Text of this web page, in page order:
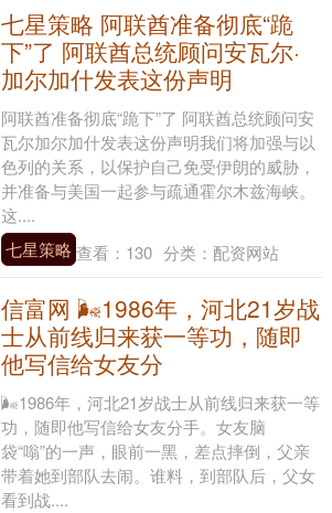
七星策略 阿联酋准备彻底“跪
下”了 阿联酋总统顾问安瓦尔·
加尔加什发表这份声明
阿联酋准备彻底“跪下”了 阿联酋总统顾问安
瓦尔加尔加什发表这份声明我们将加强与以
色列的关系，以保护自己免受伊朗的威胁，
并准备与美国一起参与疏通霍尔木兹海峡。
这....
七星策略 查看： 130 分类： 配资网站
信富网 🌬1986年，河北21岁战
士从前线归来获一等功，随即
他写信给女友分
🌬1986年，河北21岁战士从前线归来获一等
功，随即他写信给女友分手。女友脑
袋“嗡”的一声，眼前一黑，差点摔倒，父亲
带着她到部队去闹。谁料，到部队后，父女
看到战....